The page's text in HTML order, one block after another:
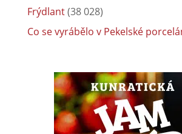
Frýdlant(38 028)
Co se vyrábělo v Pekelské